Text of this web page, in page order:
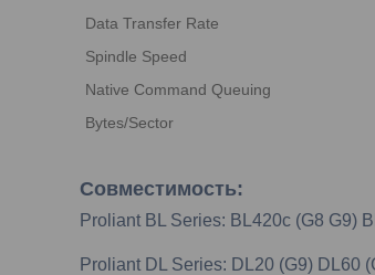
Data Transfer Rate
Spindle Speed
Native Command Queuing
Bytes/Sector
Совместимость:
Proliant BL Series: BL420c (G8 G9)
Proliant DL Series: DL20 (G9) DL60